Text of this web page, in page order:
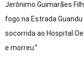
Jerônimo Guimarães
fogo na Estrada
socorrida ao Hospital
e morreu.”